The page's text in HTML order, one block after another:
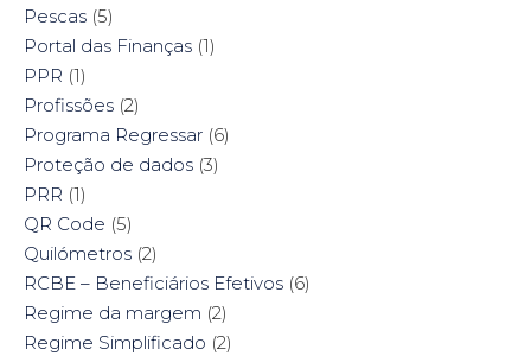
Pescas (5)
Portal das Finanças (1)
PPR (1)
Profissões (2)
Programa Regressar (6)
Proteção de dados (3)
PRR (1)
QR Code (5)
Quilómetros (2)
RCBE – Beneficiários Efetivos (6)
Regime da margem (2)
Regime Simplificado (2)